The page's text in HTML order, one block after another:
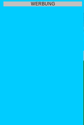
WERBUNG